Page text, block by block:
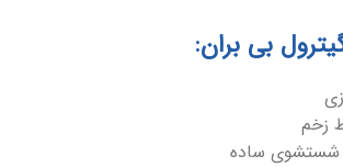
بی بران:
زخم
شستشوی ساده